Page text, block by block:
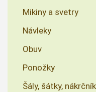
Mikiny a svetry
Návleky
Obuv
Ponožky
Šály, šátky,